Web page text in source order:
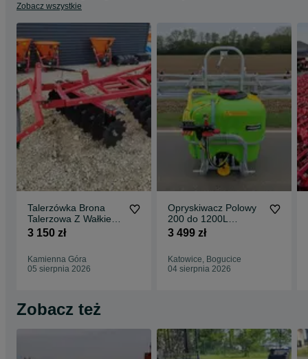
Zobacz wszystkie
Talerzówka Brona
Talerzowa Z Wałkiem
Strunowym Strumyk
3 150 zł
Kamienna Góra
05 sierpnia 2026
Opryskiwacz Polowy
200 do 1200L
Zawieszany Z
3 499 zł
Katowice, Bogucice
04 sierpnia 2026
Zobacz też